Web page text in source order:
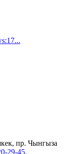
пр. Чынгыза
29-45,